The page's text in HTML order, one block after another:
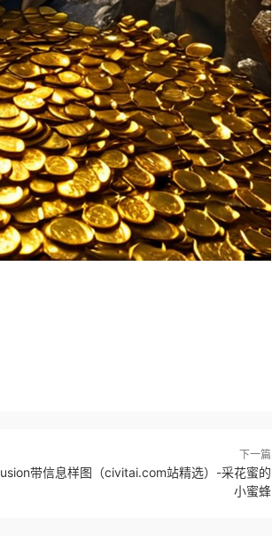
下一篇
带信息样图（civitai.com站精选）-采花蜜的
小蜜蜂